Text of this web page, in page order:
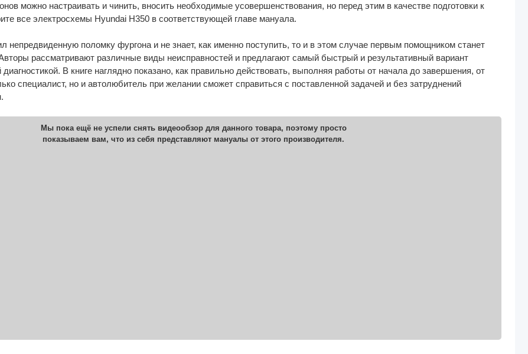
можно настраивать и чинить, вносить необходимые усовершенствования, но перед этим в качестве подготовки к
все электросхемы Hyundai H350 в соответствующей главе мануала.
непредвиденную поломку фургона и не знает, как именно поступить, то и в этом случае первым помощником станет
рассматривают различные виды неисправностей и предлагают самый быстрый и результативный вариант
В книге наглядно показано, как правильно действовать, выполняя работы от начала до завершения, от
специалист, но и автолюбитель при желании сможет справиться с поставленной задачей и без затруднений
Мы пока ещё не успели снять видеообзор для данного товара, поэтому просто
показываем вам, что из себя представляют мануалы от этого производителя.